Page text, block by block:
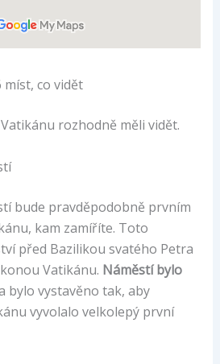
co vidět
rozhodně měli vidět.
bude pravděpodobně prvním
kam zamíříte. Toto
před Bazilikou svatého Petra
Vatikánu. Náměstí bylo
bylo vystavěno tak, aby
vyvolalo velkolepý první